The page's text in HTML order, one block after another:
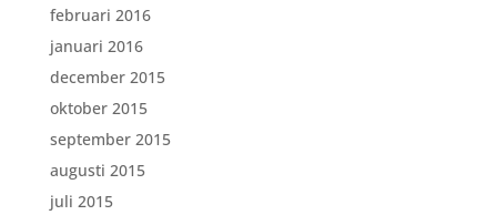
februari 2016
januari 2016
december 2015
oktober 2015
september 2015
augusti 2015
juli 2015